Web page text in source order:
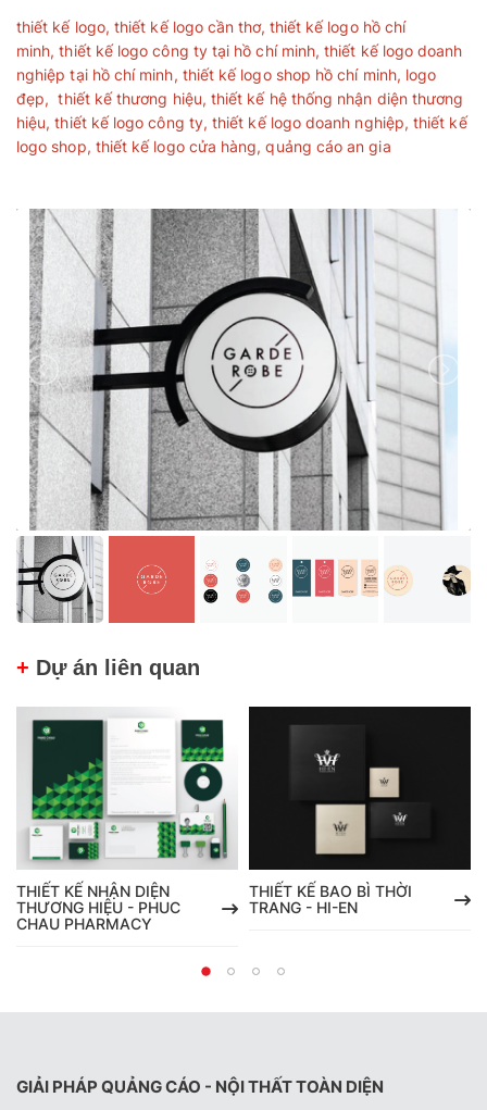
thiết kế logo,thiết kế logo cần thơ, thiết kế logo hồ chí
minh,thiết kế logo công ty tại hồ chí minh,thiết kế logo doanh
nghiệp tại hồ chí minh, thiết kế logo shop hồ chí minh, logo
đẹp,thiết kế thương hiệu, thiết kế hệ thống nhận diện thương
hiệu,thiết kế logo công ty,thiết kế logo doanh nghiệp,thiết kế
logo shop, thiết kế logo cửa hàng,quảng cáo an gia
+ Dự án liên quan
THIẾT KẾ NHẬN DIỆN
THƯƠNG HIỆU - PHUC
CHAU PHARMACY
THIẾT KẾ BAO BÌ THỜI
TRANG - HI-EN
GIẢI PHÁP QUẢNG CÁO - NỘI THẤT TOÀN DIỆN